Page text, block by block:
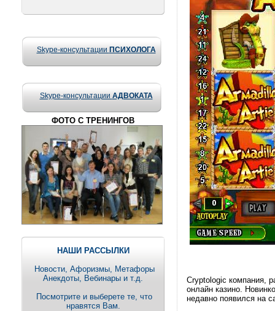
Skype-консультации ПСИХОЛОГА
Skype-консультации АДВОКАТА
ФОТО С ТРЕНИНГОВ
НАШИ РАССЫЛКИ
Новости, Aфоризмы, Метафоры
Анекдоты, Вебинары и т.д.
Посмотрите и выберете те, что
нравятся Вам.
Cryptologic компания,
онлайн казино.
недавно появился на